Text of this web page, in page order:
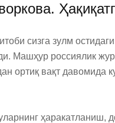
сизга зулм остидаги
Машҳур россиялик
вақт давомида
ҳаракатланиш,